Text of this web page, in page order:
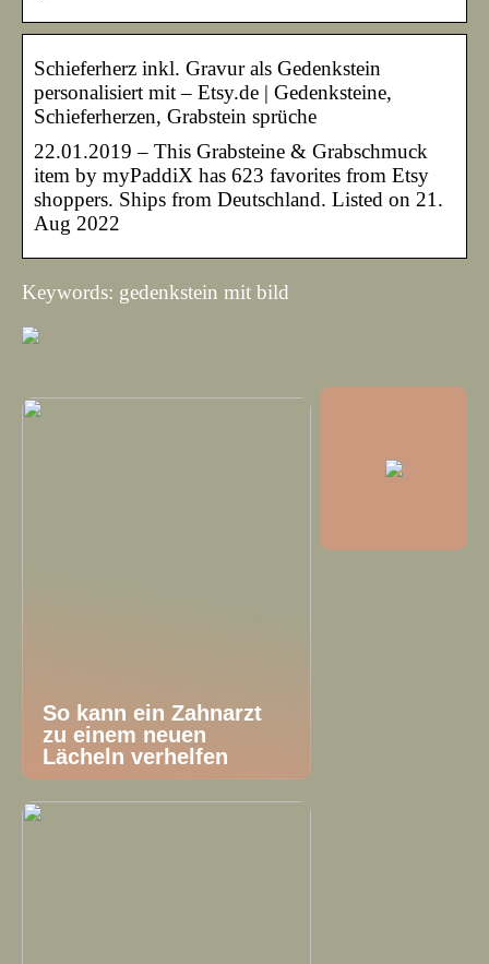
Schieferherz inkl. Gravur als Gedenkstein
personalisiert mit – Etsy.de | Gedenksteine,
Schieferherzen, Grabstein sprüche
22.01.2019 – This Grabsteine & Grabschmuck
item by myPaddiX has 623 favorites from Etsy
shoppers. Ships from Deutschland. Listed on 21.
Aug 2022
Keywords: gedenkstein mit bild
So kann ein Zahnarzt
zu einem neuen
Lächeln verhelfen